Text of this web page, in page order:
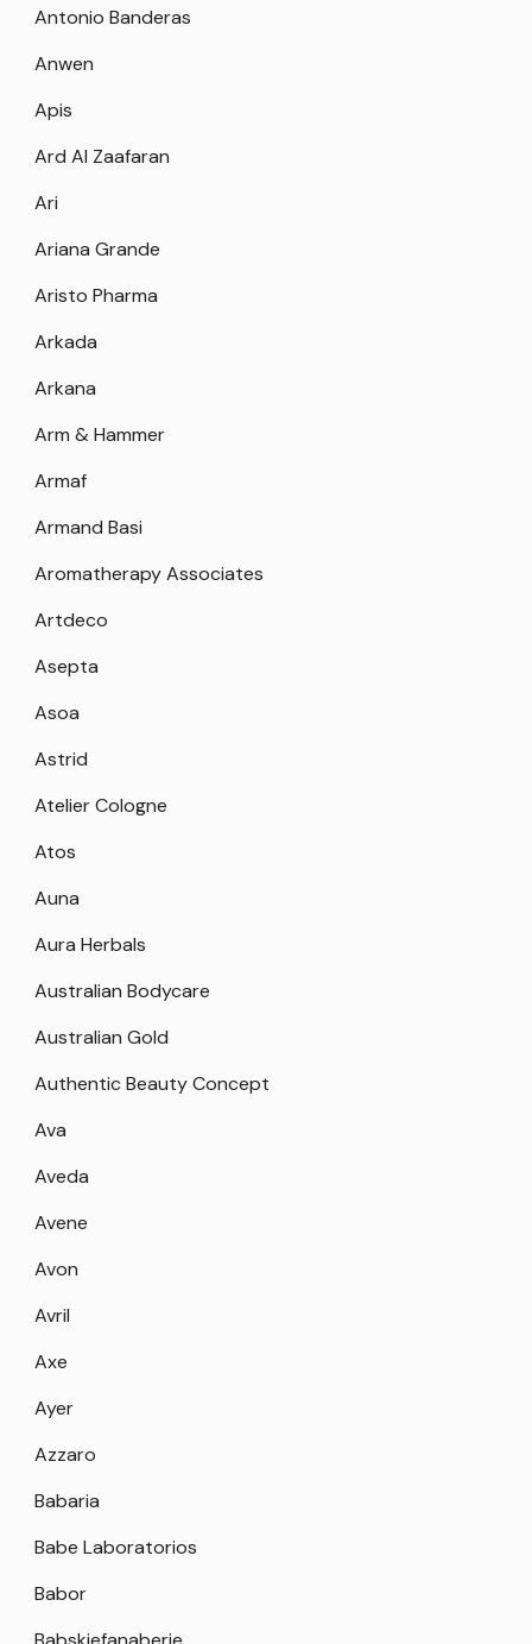
Antonio Banderas
Anwen
Apis
Ard Al Zaafaran
Ari
Ariana Grande
Aristo Pharma
Arkada
Arkana
Arm & Hammer
Armaf
Armand Basi
Aromatherapy Associates
Artdeco
Asepta
Asoa
Astrid
Atelier Cologne
Atos
Auna
Aura Herbals
Australian Bodycare
Australian Gold
Authentic Beauty Concept
Ava
Aveda
Avene
Avon
Avril
Axe
Ayer
Azzaro
Babaria
Babe Laboratorios
Babor